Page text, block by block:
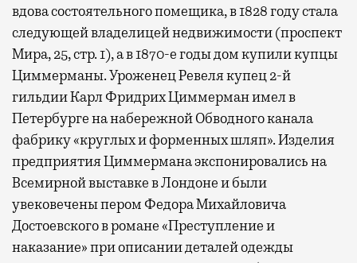
вдова состоятельного помещика, в 1828 году стала
следующей владелицей недвижимости (проспект
Мира, 25, стр. 1), а в 1870-е годы дом купили купцы
Циммерманы. Уроженец Ревеля купец 2-й
гильдии Карл Фридрих Циммерман имел в
Петербурге на набережной Обводного канала
фабрику «круглых и форменных шляп». Изделия
предприятия Циммермана экспонировались на
Всемирной выставке в Лондоне и были
увековечены пером Федора Михайловича
Достоевского в романе «Преступление и
наказание» при описании деталей одежды